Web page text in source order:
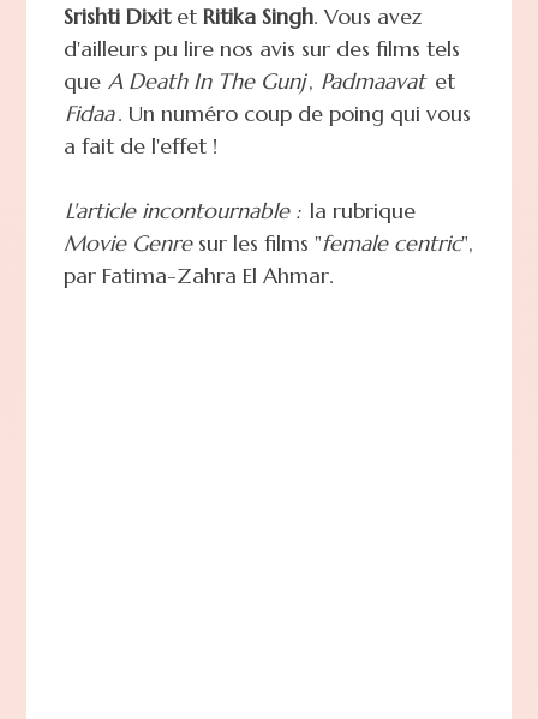
Srishti Dixit et Ritika Singh. Vous avez
d'ailleurs pu lire nos avis sur des films tels
que A Death In The Gunj, Padmaavat et
Fidaa. Un numéro coup de poing qui vous
a fait de l'effet !
L'article incontournable : la rubrique
Movie Genresur les films "female centric",
par Fatima-Zahra El Ahmar.